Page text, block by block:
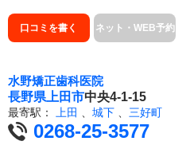
口コミを書く ネット・WEB予約
水野矯正歯科医院
長野県 上田市中央4-1-15
最寄駅： 上田 城下 三好町
0268-25-3577